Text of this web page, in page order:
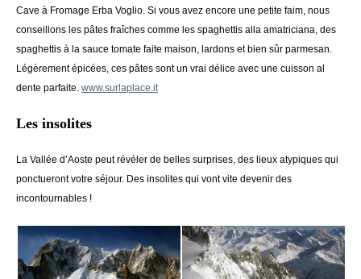
Cave à Fromage Erba Voglio. Si vous avez encore une petite faim, nous
conseillons les pâtes fraîches comme les spaghettis alla amatriciana, des
spaghettis à la sauce tomate faite maison, lardons et bien sûr parmesan.
Légèrement épicées, ces pâtes sont un vrai délice avec une cuisson al
dente parfaite. www.surlaplace.it
Les insolites
La Vallée d’Aoste peut révéler de belles surprises, des lieux atypiques qui
ponctueront votre séjour. Des insolites qui vont vite devenir des
incontournables !